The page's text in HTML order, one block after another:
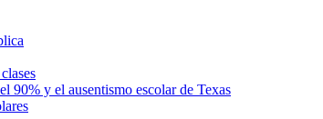
90% y el ausentismo escolar de Texas